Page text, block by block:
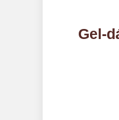
Gel-